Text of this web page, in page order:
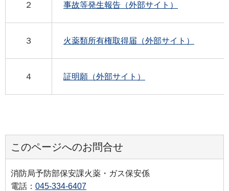
２ 事故等発生報告（外部サイト）
３ 火薬類所有権取得届（外部サイト）
４ 証明願（外部サイト）
このページへのお問合せ
消防局予防部保安課火薬・ガス保安係
電話： 045-334-6407